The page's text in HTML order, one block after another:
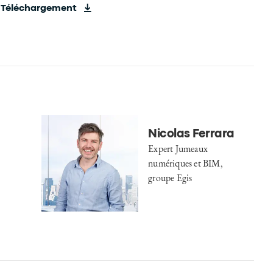
Téléchargement
Nicolas Ferrara
Expert Jumeaux
numériques et BIM,
groupe Egis